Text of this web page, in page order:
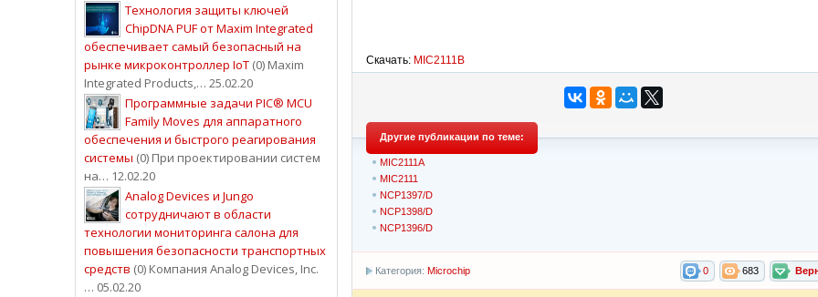
Технология защиты ключей
ChipDNA PUF от Maxim Integrated
обеспечивает самый безопасный на
рынке микроконтроллер IoT (0) Maxim
Integrated Products,… 25.02.20
Программные задачи PIC® MCU
Family Moves для аппаратного
обеспечения и быстрого реагирования
системы (0) При проектировании систем
на… 12.02.20
Analog Devices и Jungo
сотрудничают в области
технологии мониторинга салона для
повышения безопасности транспортных
средств (0) Компания Analog Devices, Inc.
… 05.02.20
Скачать: MIC2111B
Другие публикации по теме:
MIC2111A
MIC2111
NCP1397/D
NCP1398/D
NCP1396/D
683
0
Категория: Microchip